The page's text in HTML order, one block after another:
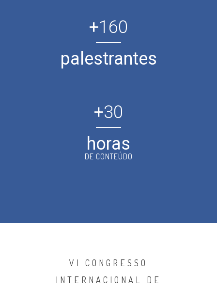
+160
palestrantes
+30
horas
DE CONTEÚDO
VI CONGRESSO
INTERNACIONAL DE